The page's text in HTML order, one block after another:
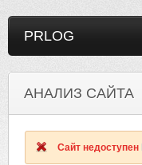
PRLOG
АНАЛИЗ САЙТА
Сайт недоступен